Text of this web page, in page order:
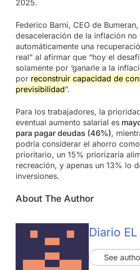
2025.
Federico Barni, CEO de
desaceleración de la inflación no
automáticamente una
real” al afirmar que “hoy el
solamente por ‘ganarle a la
por reconstruir capacidad de
previsibilidad”.
Para los trabajadores, la
eventual aumento salarial es
para pagar deudas (46%),
podría considerar el ahorro
prioritario, un 15% priorizaría
recreación, y apenas un 13% lo
inversiones.
About The Author
Diario
See